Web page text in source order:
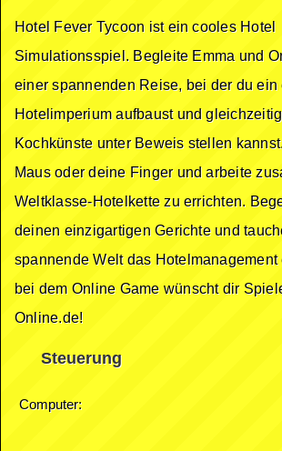
Hotel Fever Tycoon ist ein cooles Hotel
Simulationsspiel. Begleite Emma und
einer spannenden Reise, bei der du
Hotelimperium aufbaust und
Kochkünste unter Beweis stellen
Maus oder deine Finger und arbeite
Weltklasse-Hotelkette zu errichten.
deinen einzigartigen Gerichte und
spannende Welt das
bei dem Online Game wünscht dir
Online.de!
Steuerung
Computer: